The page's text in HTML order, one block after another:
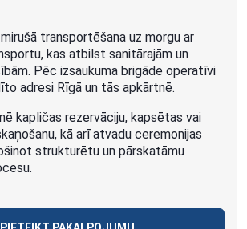
transportēšana uz morgu ar
kas atbilst sanitārajām un
Pēc izsaukuma brigāde operatīvi
adresi Rīgā un tās apkārtnē.
kapličas rezervāciju, kapsētas vai
kā arī atvadu ceremonijas
strukturētu un pārskatāmu